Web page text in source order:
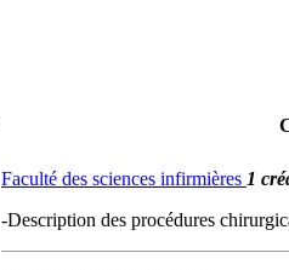
Faculté des sciences infirmières 1
-Description des procédures